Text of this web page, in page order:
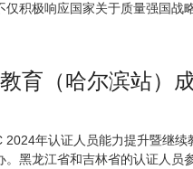
积极响应国家关于质量强国战
育（哈尔滨站）
年认证人员能力提升暨继续
黑龙江省和吉林省的认证人员